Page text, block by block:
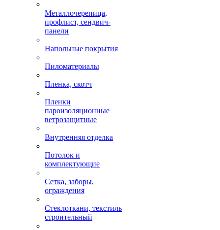
Металлочерепица,
профлист, сендвич-
панели
Напольные покрытия
Пиломатериалы
Пленка, скотч
Пленки
пароизоляционные
ветрозащитные
Внутренняя отделка
Потолок и
комплектующие
Сетка, заборы,
ограждения
Стеклоткани, текстиль
строительный